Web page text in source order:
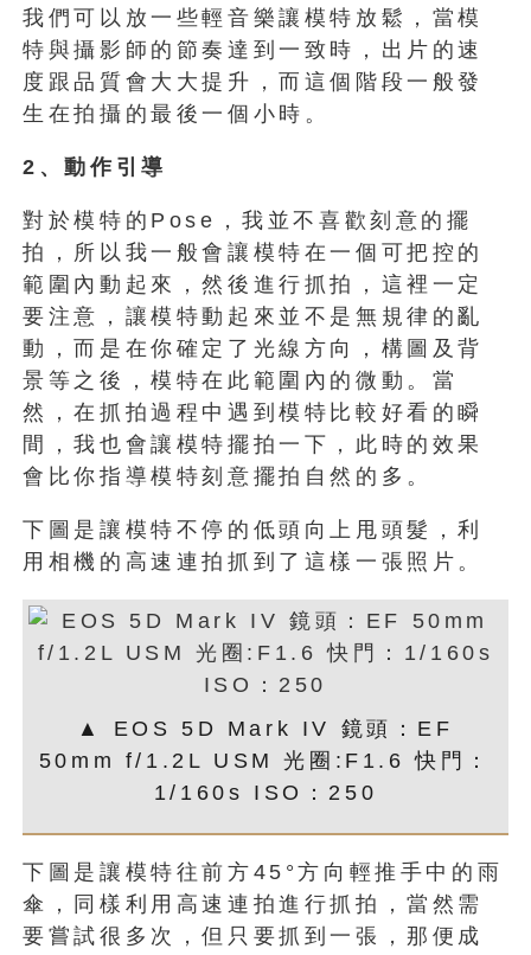
我們可以放一些輕音樂讓模特放鬆，當模
特與攝影師的節奏達到一致時，出片的速
度跟品質會大大提升，而這個階段一般發
生在拍攝的最後一個小時。
2 、動作引導
對於模特的Pose，我並不喜歡刻意的擺
拍，所以我一般會讓模特在一個可把控的
範圍內動起來，然後進行抓拍，這裡一定
要注意，讓模特動起來並不是無規律的亂
動，而是在你確定了光線方向，構圖及背
景等之後，模特在此範圍內的微動。當
然，在抓拍過程中遇到模特比較好看的瞬
間，我也會讓模特擺拍一下，此時的效果
會比你指導模特刻意擺拍自然的多。
下圖是讓模特不停的低頭向上甩頭髮，利
用相機的高速連拍抓到了這樣一張照片。
▲ EOS 5D Mark IV 鏡頭：EF
50mm f/1.2L USM 光圈:F1.6 快門：
1/160s ISO：250
下圖是讓模特往前方45°方向輕推手中的雨
傘，同樣利用高速連拍進行抓拍，當然需
要嘗試很多次，但只要抓到一張，那便成